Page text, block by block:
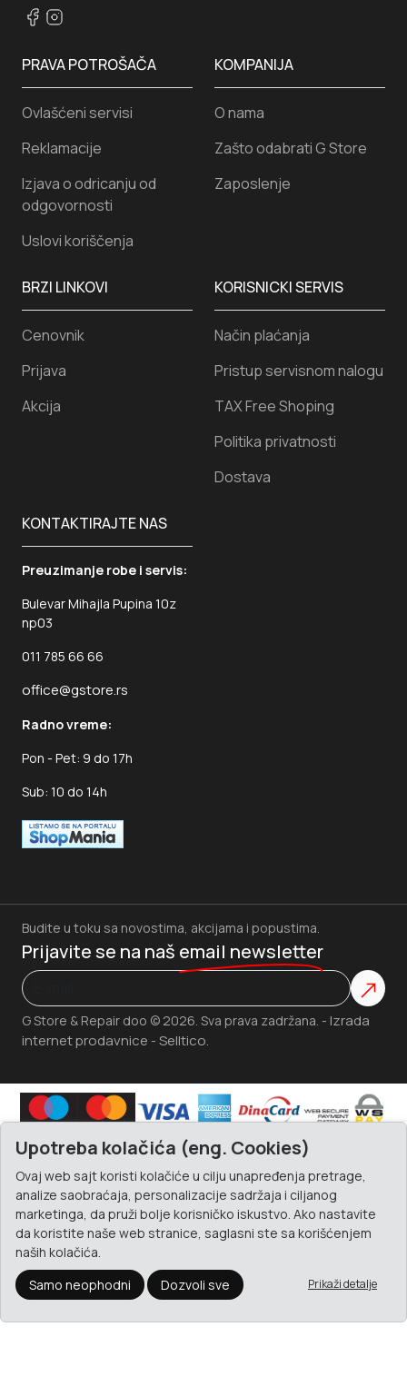
KORISNICKI SERVIS
Način plaćanja
Pristup servisnom nalogu
TAX Free Shoping
Politika privatnosti
Dostava
PRAVA POTROŠAČA
Ovlašćeni servisi
Reklamacije
Izjava o odricanju od
odgovornosti
Uslovi koriščenja
KONTAKTIRAJTE NAS
Preuzimanje robe i servis:
Bulevar Mihajla Pupina 10z
np03
011 785 66 66
office@gstore.rs
Radno vreme:
Pon - Pet: 9 do 17h
Sub: 10 do 14h
KOMPANIJA
O nama
Zašto odabrati G Store
Zaposlenje
BRZI LINKOVI
Cenovnik
Prijava
Akcija
G Store & Repair doo © 2026. Sva prava zadržana. - Izrada
internet prodavnice - Selltico.
Budite u toku sa novostima, akcijama i popustima.
Prijavite se na naš email newsletter
Upotreba kolačića (eng. Cookies)
Ovaj web sajt koristi kolačiće u cilju unapređenja pretrage,
analize saobraćaja, personalizacije sadržaja i ciljanog
marketinga, da pruži bolje korisničko iskustvo. Ako nastavite
da koristite naše web stranice, saglasni ste sa korišćenjem
naših kolačića.
Samo neophodni
Dozvoli sve Prikaži detalje